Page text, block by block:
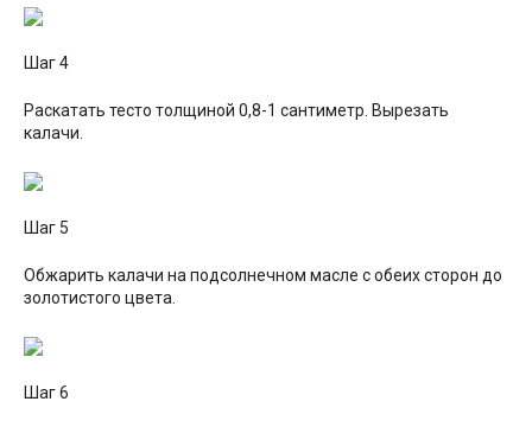
Шаг 4
Раскатать тесто толщиной 0,8-1 сантиметр. Вырезать
калачи.
Шаг 5
Обжарить калачи на подсолнечном масле с обеих сторон до
золотистого цвета.
Шаг 6